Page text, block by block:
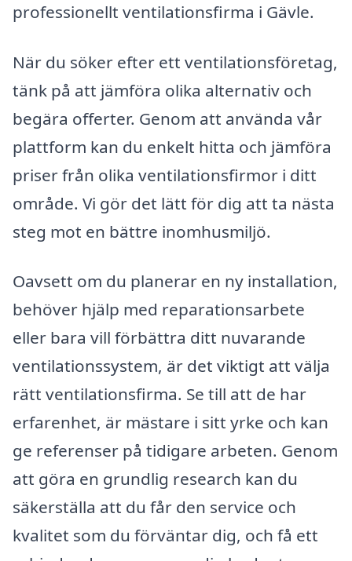
professionellt ventilationsfirma i Gävle.
När du söker efter ett ventilationsföretag,
tänk på att jämföra olika alternativ och
begära offerter. Genom att använda vår
plattform kan du enkelt hitta och jämföra
priser från olika ventilationsfirmor i ditt
område. Vi gör det lätt för dig att ta nästa
steg mot en bättre inomhusmiljö.
Oavsett om du planerar en ny installation,
behöver hjälp med reparationsarbete
eller bara vill förbättra ditt nuvarande
ventilationssystem, är det viktigt att välja
rätt ventilationsfirma. Se till att de har
erfarenhet, är mästare i sitt yrke och kan
ge referenser på tidigare arbeten. Genom
att göra en grundlig research kan du
säkerställa att du får den service och
kvalitet som du förväntar dig, och få ett